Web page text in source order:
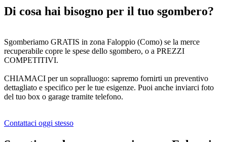
Di cosa hai bisogno per il tuo sgombero?
Sgomberiamo GRATIS in zona Faloppio (Como) se la merce
recuperabile copre le spese dello sgombero, o a PREZZI
COMPETITIVI.
CHIAMACI per un sopralluogo: sapremo fornirti un preventivo
dettagliato e specifico per le tue esigenze. Puoi anche inviarci foto
del tuo box o garage tramite telefono.
Contattaci oggi stesso